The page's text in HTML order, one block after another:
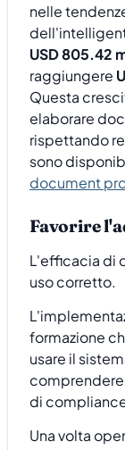
nelle
USD 805.42
raggiungere
Questa
elaborare
rispettando
sono
document
Favorire
L'efficacia di
uso corretto.
formazione
usare il
comprendere
di
Una volta